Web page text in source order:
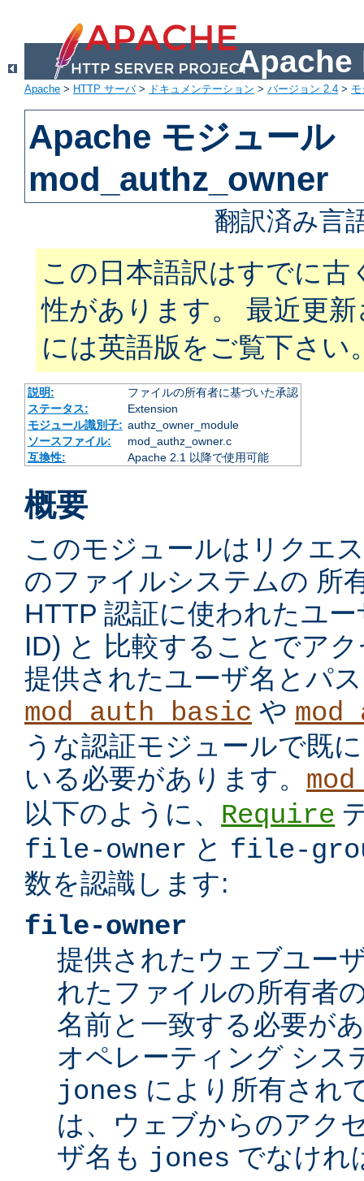
Apache
Apache > HTTP サーバ> ドキュメンテーション > バージョン 2.4 >
Apache モジュール
mod_authz_owner
翻訳済み言
この日本語訳はすでに古
性があります。 最近更
には英語版をご覧下さい
説明:
ファイルの所有者に基づいた承認
ステータス:
Extension
モジュール識別子: authz_owner_module
ソースファイル:
mod_authz_owner.c
互換性:
Apache 2.1 以降で使用可能
概要
このモジュールはリクエ
のファイルシステムの 所
HTTP 認証に使われたユ
ID) と 比較することでア
提供されたユーザ名とパ
mod_auth_basic や
うな認証モジュールで既
いる必要があります。
以下のように、 Require
file-owner と file-
数を認識します:
file-owner
提供されたウェブユー
れたファイルの所有者
名前と一致する必要が
オペレーティング シス
jones により所有され
は、ウェブからのアク
ザ名も jones でなけれ